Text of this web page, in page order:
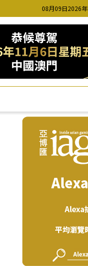
08月09日2026年